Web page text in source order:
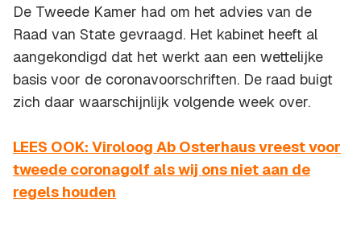
De Tweede Kamer had om het advies van de
Raad van State gevraagd. Het kabinet heeft al
aangekondigd dat het werkt aan een wettelijke
basis voor de coronavoorschriften. De raad buigt
zich daar waarschijnlijk volgende week over.
LEES OOK: Viroloog Ab Osterhaus vreest voor
tweede coronagolf als wij ons niet aan de
regels houden